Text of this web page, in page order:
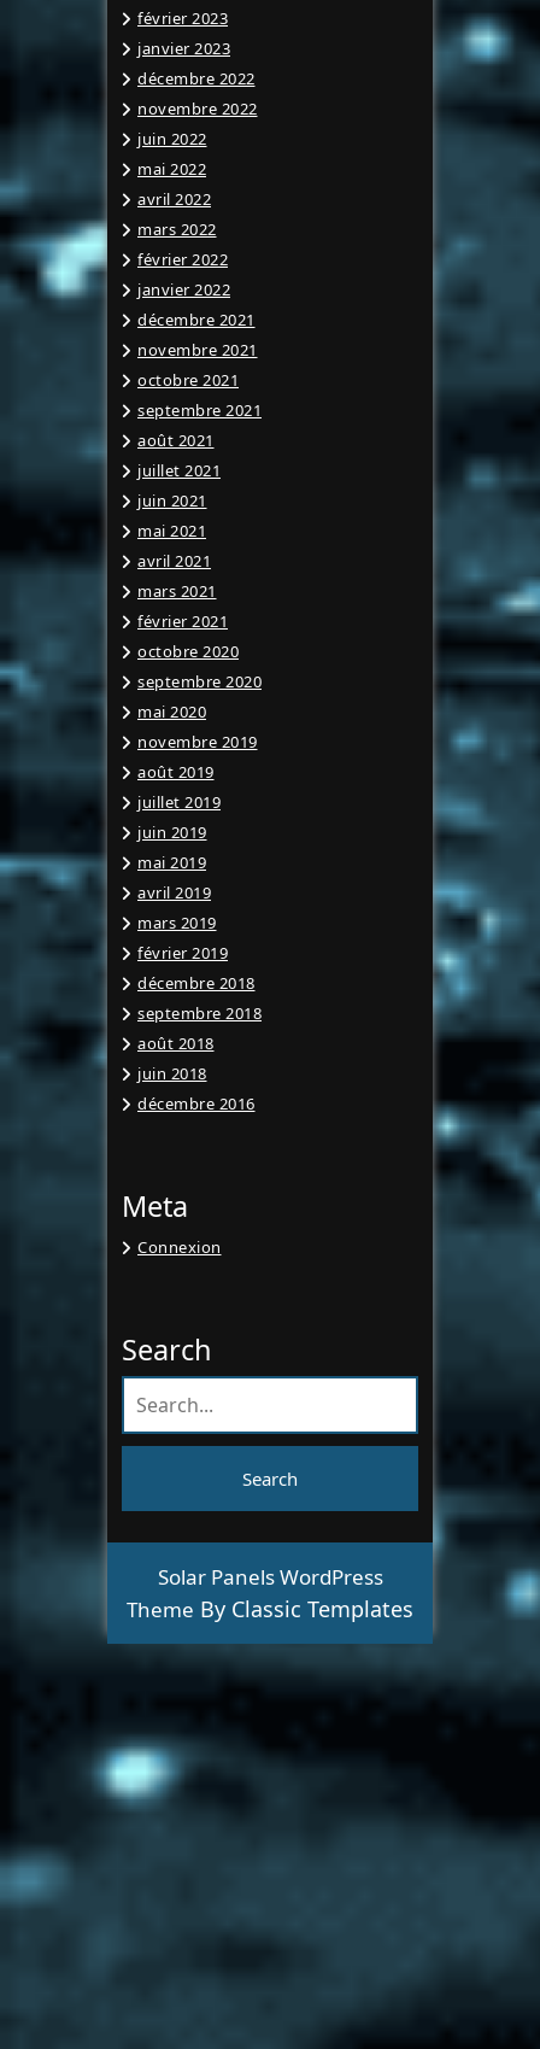
février 2023
janvier 2023
décembre 2022
novembre 2022
juin 2022
mai 2022
avril 2022
mars 2022
février 2022
janvier 2022
décembre 2021
novembre 2021
octobre 2021
septembre 2021
août 2021
juillet 2021
juin 2021
mai 2021
avril 2021
mars 2021
février 2021
octobre 2020
septembre 2020
mai 2020
novembre 2019
août 2019
juillet 2019
juin 2019
mai 2019
avril 2019
mars 2019
février 2019
décembre 2018
septembre 2018
août 2018
juin 2018
décembre 2016
Meta
Connexion
Search
Solar Panels WordPress
Theme By Classic Templates